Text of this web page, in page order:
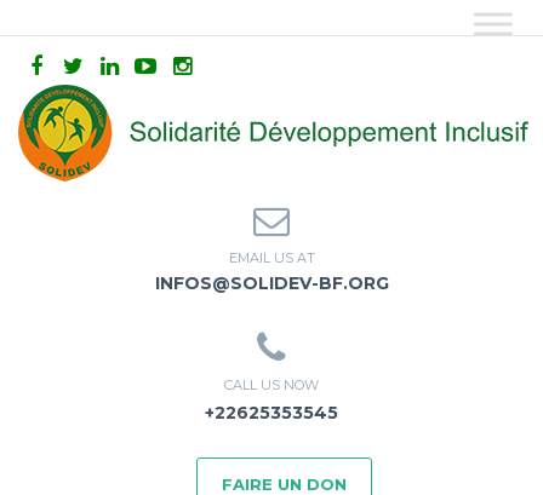
EMAIL US AT
INFOS@SOLIDEV-BF.ORG
CALL US NOW
+22625353545
FAIRE UN DON